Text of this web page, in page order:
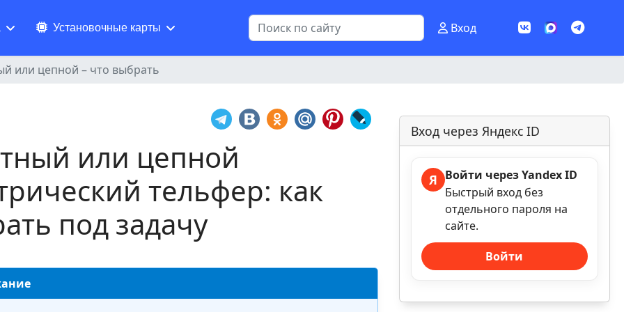
Установочные карты Поиск Вход
или цепной – что выбрать
или цепной
тельфер: как
под задачу
Вход через Яндекс ID
Я Войти через Yandex ID
Быстрый вход без
отдельного пароля на
сайте.
Войти